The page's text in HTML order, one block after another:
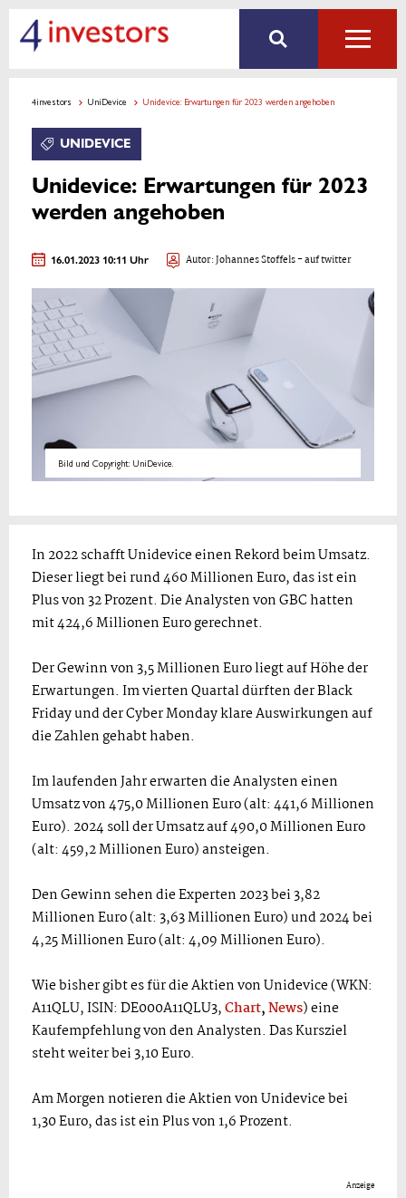
4investors UniDevice Unidevice: Erwartungen für 2023 werden angehoben
UNIDEVICE
Unidevice: Erwartungen für 2023
werden angehoben
16.01.2023 10:11 Uhr Autor:Johannes Stoffels- auf twitter
Bild und Copyright: UniDevice.
In 2022 schafft Unidevice einen Rekord beim Umsatz.
Dieser liegt bei rund 460 Millionen Euro, das ist ein
Plus von 32 Prozent. Die Analysten von GBC hatten
mit 424,6 Millionen Euro gerechnet.
Der Gewinn von 3,5 Millionen Euro liegt auf Höhe der
Erwartungen. Im vierten Quartal dürften der Black
Friday und der Cyber Monday klare Auswirkungen auf
die Zahlen gehabt haben.
Im laufenden Jahr erwarten die Analysten einen
Umsatz von 475,0 Millionen Euro (alt: 441,6 Millionen
Euro). 2024 soll der Umsatz auf 490,0 Millionen Euro
(alt: 459,2 Millionen Euro) ansteigen.
Den Gewinn sehen die Experten 2023 bei 3,82
Millionen Euro (alt: 3,63 Millionen Euro) und 2024 bei
4,25 Millionen Euro (alt: 4,09 Millionen Euro).
Wie bisher gibt es für die Aktien von Unidevice (WKN:
A11QLU, ISIN: DE000A11QLU3,Chart,News) eine
Kaufempfehlung von den Analysten. Das Kursziel
steht weiter bei 3,10 Euro.
Am Morgen notieren die Aktien von Unidevice bei
1,30 Euro, das ist ein Plus von 1,6 Prozent.
Anzeige